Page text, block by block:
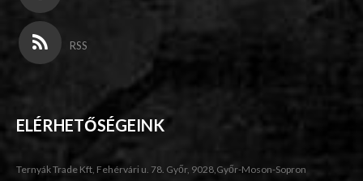
RSS
ELÉRHETŐSÉGEINK
Ternyák Trade Kft, Fehérvári u. 78. Győr, 9028,Győr-Moson-Sopron